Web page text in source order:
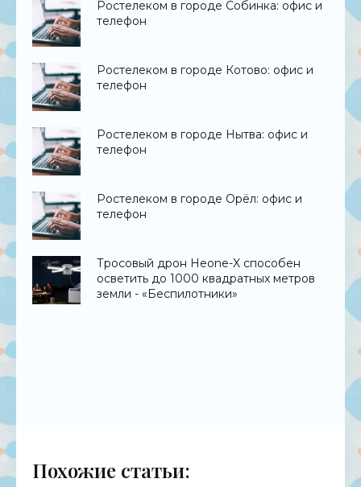
Ростелеком в городе Собинка: офис и
телефон
Ростелеком в городе Котово: офис и
телефон
Ростелеком в городе Нытва: офис и
телефон
Ростелеком в городе Орёл: офис и
телефон
Тросовый дрон Heone-X способен
осветить до 1000 квадратных метров
земли - «Беспилотники»
Похожие статьи: